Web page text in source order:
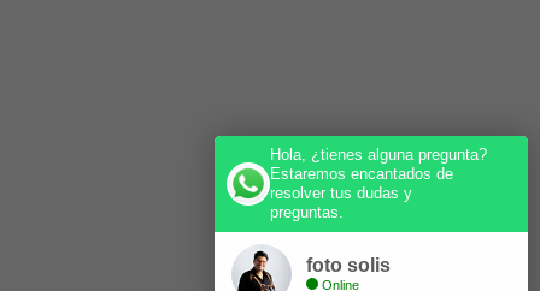
Hola, ¿tienes alguna pregunta?
Estaremos encantados de
resolver tus dudas y
preguntas.
foto solis
Online